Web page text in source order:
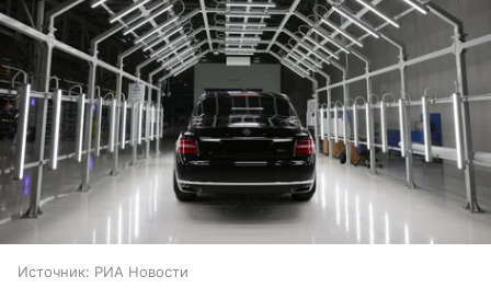
Источник: РИА Новости